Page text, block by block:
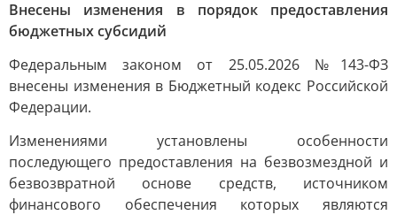
Внесены изменения в порядок предоставления
бюджетных субсидий
Федеральным законом от 25.05.2026 №143-ФЗ
внесены изменения в Бюджетный кодекс Российской
Федерации.
Изменениями установлены особенности
последующего предоставления на безвозмездной и
безвозвратной основе средств, источником
финансового обеспечения которых являются